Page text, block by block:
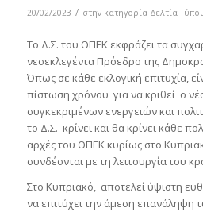
20/02/2023 / στην κατηγορία Δελτία
Το Δ.Σ. του ΟΠΕΚ εκφράζει τα
νεοεκλεγέντα Πρόεδρο της
Όπως σε κάθε εκλογική επιτυχία,
πίστωση χρόνου για να κριθεί ο
συγκεκριμένων ενεργειών και
το Δ.Σ. κρίνει και θα κρίνει κάθε
αρχές του ΟΠΕΚ κυρίως στο
συνδέονται με τη λειτουργία του
Στο Κυπριακό, αποτελεί ύψιστη
να επιτύχει την άμεση επανάληψη